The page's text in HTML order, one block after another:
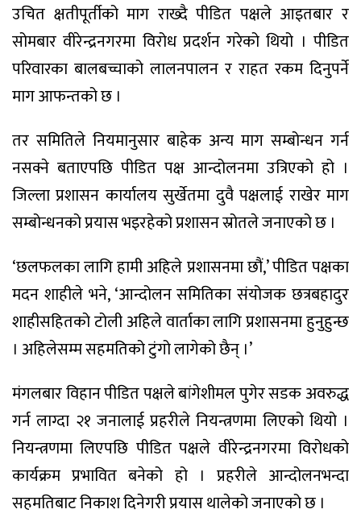
उचित क्षतीपूर्तीको माग राख्दै पीडित पक्षले आइतबार र
सोमबार वीरेन्द्रनगरमा विरोध प्रदर्शन गरेको थियो । पीडित
परिवारका बालबच्चाको लालनपालन र राहत रकम दिनुपर्ने
माग आफन्तको छ ।
तर समितिले नियमानुसार बाहेक अन्य माग सम्बोन्धन गर्न
नसक्ने बताएपछि पीडित पक्ष आन्दोलनमा उत्रिएको हो ।
जिल्ला प्रशासन कार्यालय सुर्खेतमा दुवै पक्षलाई राखेर माग
सम्बोन्धनको प्रयास भइरहेको प्रशासन स्रोतले जनाएको छ ।
‘छलफलका लागि हामी अहिले प्रशासनमा छौं,’ पीडित पक्षका
मदन शाहीले भने, ‘आन्दोलन समितिका संयोजक छत्रबहादुर
शाहीसहितको टोली अहिले वार्ताका लागि प्रशासनमा हुनुहुन्छ
। अहिलेसम्म सहमतिको टुंगो लागेको छैन् ।’
मंगलबार विहान पीडित पक्षले बांगेशीमल पुगेर सडक अवरुद्ध
गर्न लाग्दा २१ जनालाई प्रहरीले नियन्त्रणमा लिएको थियो ।
नियन्त्रणमा लिएपछि पीडित पक्षले वीरेन्द्रनगरमा विरोधको
कार्यक्रम प्रभावित बनेको हो । प्रहरीले आन्दोलनभन्दा
सहमतिबाट निकाश दिनेगरी प्रयास थालेको जनाएको छ ।